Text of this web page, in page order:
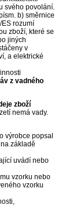
svého povolání.
b) směrnice
rozumí
zboží, které se
jiných
v
a elektrické
z vadného
zboží
nemá vady.
popsal
základě
uvádí nebo
vzorku nebo
vzorku